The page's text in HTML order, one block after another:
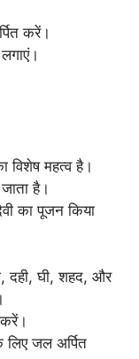
करें।
विशेष महत्व है।
है।
का पूजन किया
दही, घी, शहद, और
लिए जल अर्पित